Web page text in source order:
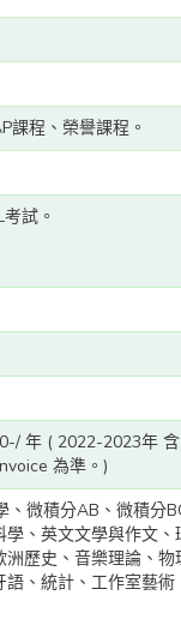
課程、榮譽課程。
試。
年 ( 2022-2023年
為準。)
、微積分AB、微積分
學、英文文學與作文、
洲歷史、音樂理論、物
語、統計、工作室藝術